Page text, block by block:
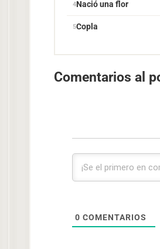
Nació una flor
Copla
Comentarios al
0 COMENTARIOS